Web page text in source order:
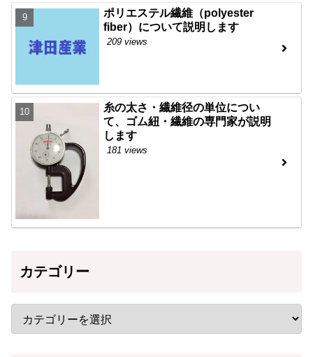
ポリエステル繊維（polyester
fiber）について説明します
209 views
糸の太さ・繊維径の単位につい
て、ゴム紐・繊維の専門家が説明
します
181 views
カテゴリー